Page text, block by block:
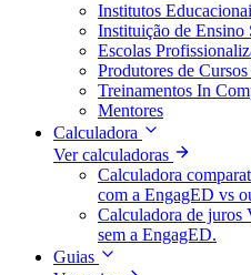
Institutos
Instituição de Ensino
Escolas
Produtores de
Treinamentos In
Mentores
Calculadora
Ver calculadoras
Calculadora
com a EngagED vs
Calculadora de juros
sem a EngagED.
Guias